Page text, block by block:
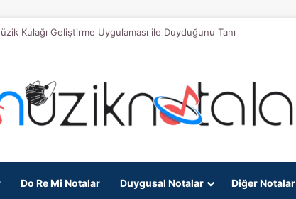
Kulağı Geliştirme Uygulaması ile Duyduğunu Tanı
Do Re Mi Notalar Duygusal Notalar Diğer Notalar